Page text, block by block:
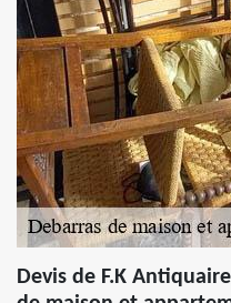
Devis de F.K